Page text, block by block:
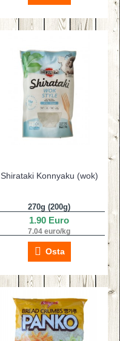
Shirataki Konnyaku (wok)
270g (200g)
1.90 Euro
7.04 euro/kg
Osta